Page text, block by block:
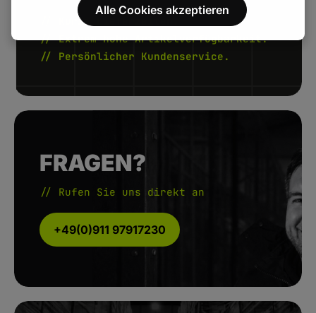
// Kurze Lieferzeiten.
// Extrem hohe Artikelverfügbarkeit.
// Persönlicher Kundenservice.
FRAGEN?
// Rufen Sie uns direkt an
+49(0)911 97917230
Alle Cookies akzeptieren